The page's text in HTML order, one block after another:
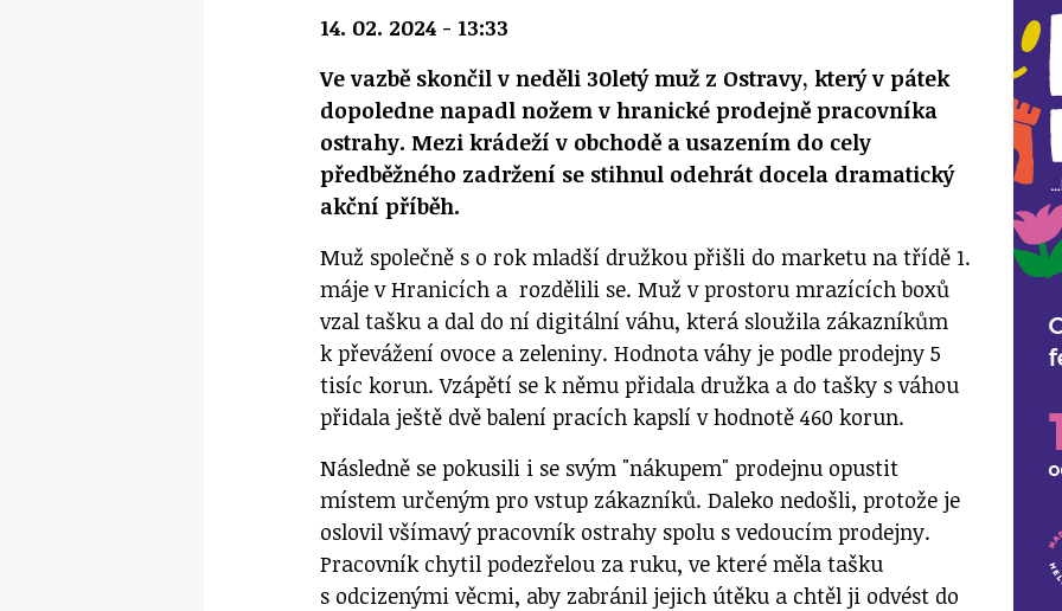
14. 02. 2024 - 13:33
Ve vazbě skončil v neděli 30letý muž z Ostravy, který v pátek
dopoledne napadl nožem v hranické prodejně pracovníka
ostrahy. Mezi krádeží v obchodě a usazením do cely
předběžného zadržení se stihnul odehrát docela dramatický
akční příběh.
Muž společně s o rok mladší družkou přišli do marketu na třídě 1.
máje v Hranicích a rozdělili se. Muž v prostoru mrazících boxů
vzal tašku a dal do ní digitální váhu, která sloužila zákazníkům
k převážení ovoce a zeleniny. Hodnota váhy je podle prodejny 5
tisíc korun. Vzápětí se k němu přidala družka a do tašky s váhou
přidala ještě dvě balení pracích kapslí v hodnotě 460 korun.
Následně se pokusili i se svým "nákupem" prodejnu opustit
místem určeným pro vstup zákazníků. Daleko nedošli, protože je
oslovil všímavý pracovník ostrahy spolu s vedoucím prodejny.
Pracovník chytil podezřelou za ruku, ve které měla tašku
s odcizenými věcmi, aby zabránil jejich útěku a chtěl ji odvést do